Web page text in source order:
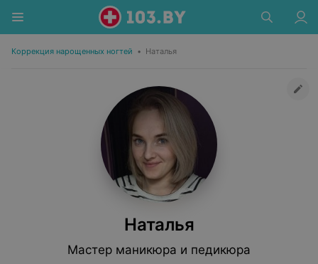
Коррекция нарощенных ногтей • Наталья
Наталья
Мастер маникюра и педикюра